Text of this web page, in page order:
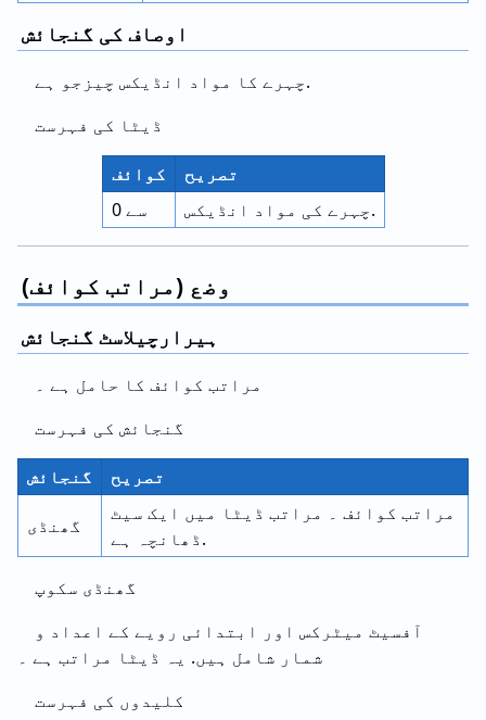
اوصاف کی گنجائش
چہرے کا مواد انڈیکس چیزجو ہے.
ڈیٹا کی فہرست
کوائف
تصریح
0 سے
چہرے کی مواد انڈیکس.
وضع (مراتب کوائف)
ہیرارچیلاسٹ گنجائش
مراتب کوائف کا حامل ہے ۔
گنجائش کی فہرست
گنجائش تصریح
گھنڈی
مراتب کوائف ۔ مراتب ڈیٹا میں ایک سیٹ
ڈھانچہ ہے.
گھنڈی سکوپ
آفسیٹ میٹرکس اور ابتدائی رویے کے اعداد و
شمار شامل ہیں. یہ ڈیٹا مراتب ہے ۔
کلیدوں کی فہرست